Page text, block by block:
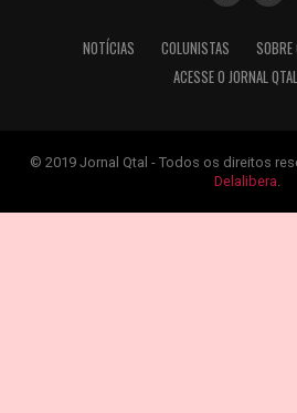
NOTÍCIAS COLUNISTAS SOBRE
ACESSE O JORNAL
© 2019 Jornal Qtal - Todos os direitos
Delalibera.